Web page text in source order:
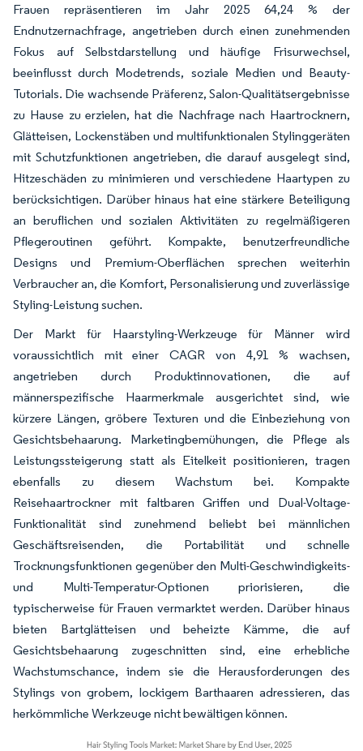
Frauen repräsentieren im Jahr 2025 64,24 % der
Endnutzernachfrage, angetrieben durch einen zunehmenden
Fokus auf Selbstdarstellung und häufige Frisurwechsel,
beeinflusst durch Modetrends, soziale Medien und Beauty-
Tutorials. Die wachsende Präferenz, Salon-Qualitätsergebnisse
zu Hause zu erzielen, hat die Nachfrage nach Haartrocknern,
Glätteisen, Lockenstäben und multifunktionalen Stylinggeräten
mit Schutzfunktionen angetrieben, die darauf ausgelegt sind,
Hitzeschäden zu minimieren und verschiedene Haartypen zu
berücksichtigen. Darüber hinaus hat eine stärkere Beteiligung
an beruflichen und sozialen Aktivitäten zu regelmäßigeren
Pflegeroutinen geführt. Kompakte, benutzerfreundliche
Designs und Premium-Oberflächen sprechen weiterhin
Verbraucher an, die Komfort, Personalisierung und zuverlässige
Styling-Leistung suchen.
Der Markt für Haarstyling-Werkzeuge für Männer wird
voraussichtlich mit einer CAGR von 4,91 % wachsen,
angetrieben durch Produktinnovationen, die auf
männerspezifische Haarmerkmale ausgerichtet sind, wie
kürzere Längen, gröbere Texturen und die Einbeziehung von
Gesichtsbehaarung. Marketingbemühungen, die Pflege als
Leistungssteigerung statt als Eitelkeit positionieren, tragen
ebenfalls zu diesem Wachstum bei. Kompakte
Reisehaartrockner mit faltbaren Griffen und Dual-Voltage-
Funktionalität sind zunehmend beliebt bei männlichen
Geschäftsreisenden, die Portabilität und schnelle
Trocknungsfunktionen gegenüber den Multi-Geschwindigkeits-
und Multi-Temperatur-Optionen priorisieren, die
typischerweise für Frauen vermarktet werden. Darüber hinaus
bieten Bartglätteisen und beheizte Kämme, die auf
Gesichtsbehaarung zugeschnitten sind, eine erhebliche
Wachstumschance, indem sie die Herausforderungen des
Stylings von grobem, lockigem Barthaaren adressieren, das
herkömmliche Werkzeuge nicht bewältigen können.